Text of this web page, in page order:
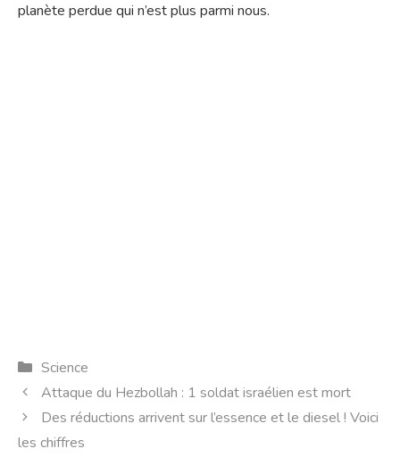
planète perdue qui n’est plus parmi nous.
Catégories
Science
Attaque du Hezbollah : 1 soldat israélien est mort
Des réductions arrivent sur l’essence et le diesel ! Voici
les chiffres